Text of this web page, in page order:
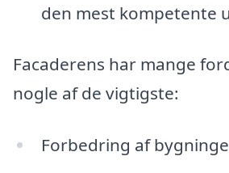
den mest kompetente
Facaderens har mange
nogle af de vigtigste:
Forbedring af